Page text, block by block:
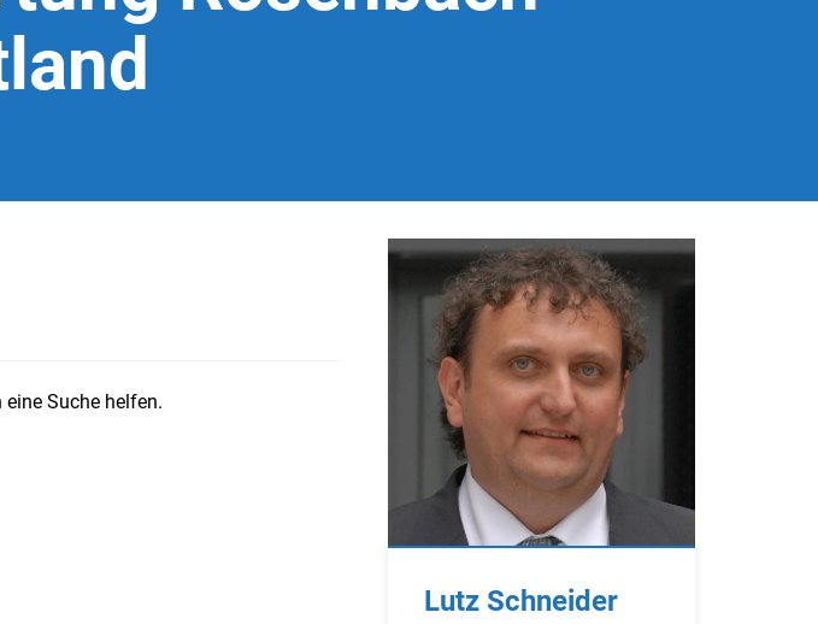
Suche helfen.
Lutz Schneider